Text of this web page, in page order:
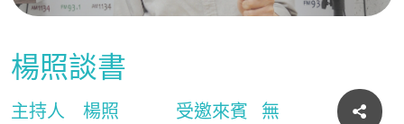
楊照談書
主持人 楊照 受邀來賓 無